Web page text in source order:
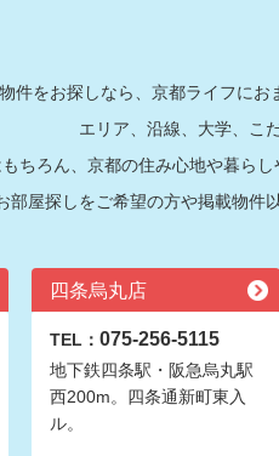
件をお探しなら、京都ライフに
エリア、沿線、大学、こ
ちろん、京都の住み心地や暮ら
部屋探しをご希望の方や掲載物件
四条烏丸店
TEL： 075-256-5115
地下鉄四条駅・阪急烏丸駅
西200m。四条通新町東入
ル。